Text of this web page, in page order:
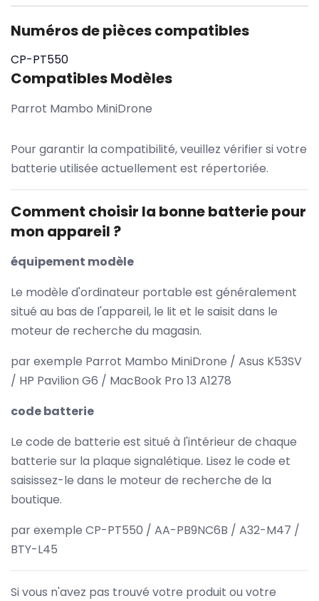
Numéros de pièces compatibles
CP-PT550
Compatibles Modèles
Parrot Mambo MiniDrone
Pour garantir la compatibilité, veuillez vérifier si votre
batterie utilisée actuellement est répertoriée.
Comment choisir la bonne batterie pour
mon appareil ?
équipement modèle
Le modèle d'ordinateur portable est généralement
situé au bas de l'appareil, le lit et le saisit dans le
moteur de recherche du magasin.
par exemple Parrot Mambo MiniDrone / Asus K53SV
/ HP Pavilion G6 / MacBook Pro 13 A1278
code batterie
Le code de batterie est situé à l'intérieur de chaque
batterie sur la plaque signalétique. Lisez le code et
saisissez-le dans le moteur de recherche de la
boutique.
par exemple CP-PT550 / AA-PB9NC6B / A32-M47 /
BTY-L45
Si vous n'avez pas trouvé votre produit ou votre